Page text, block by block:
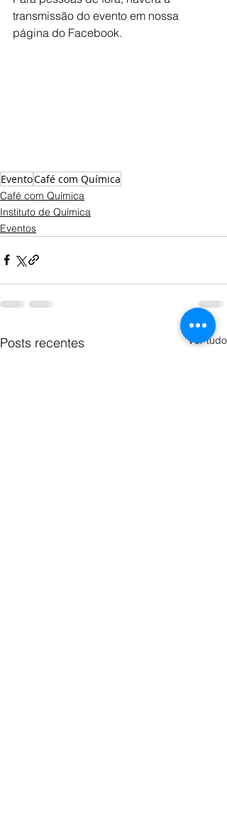
transmissão do evento em nossa
página do Facebook.
EventoCafé com Química
Café com Química
Instituto de Química
Eventos
Posts recentes Ver tudo